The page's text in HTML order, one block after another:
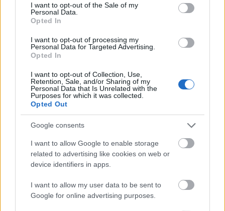
consent section.
I want to opt-out of the Sale of my
Personal Data.
Opted In
I want to opt-out of processing my
Personal Data for Targeted Advertising.
Opted In
I want to opt-out of Collection, Use,
Retention, Sale, and/or Sharing of my
Personal Data that Is Unrelated with the
Purposes for which it was collected.
Opted Out
Google consents
I want to allow Google to enable storage
related to advertising like cookies on web or
device identifiers in apps.
I want to allow my user data to be sent to
Google for online advertising purposes.
Ütősebb képérzékelő a Canon
kínálatban
(Újdonság)
Budai Petur•2016. szeptember 01.
Jobb minőségű videók várhatók majd tőle.